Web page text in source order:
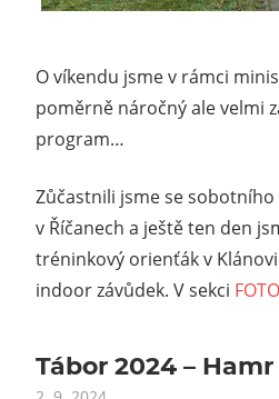
O víkendu jsme v rámci
poměrně náročný ale velmi
program…
Zůčastnili jsme se
v Říčanech a ještě ten den
tréninkový orienťák v
indoor závůdek. V sekci
Tábor 2024 –